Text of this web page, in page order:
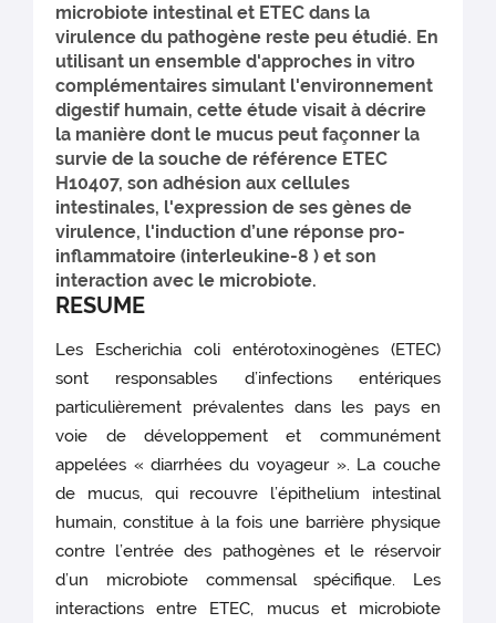
microbiote intestinal et ETEC dans la
virulence du pathogène reste peu étudié. En
utilisant un ensemble d'approches in vitro
complémentaires simulant l'environnement
digestif humain, cette étude visait à décrire
la manière dont le mucus peut façonner la
survie de la souche de référence ETEC
H10407, son adhésion aux cellules
intestinales, l'expression de ses gènes de
virulence, l'induction d’une réponse pro-
inflammatoire (interleukine-8 ) et son
interaction avec le microbiote.
RESUME
Les Escherichia coli entérotoxinogènes (ETEC)
sont responsables d’infections entériques
particulièrement prévalentes dans les pays en
voie de développement et communément
appelées « diarrhées du voyageur ». La couche
de mucus, qui recouvre l’épithelium intestinal
humain, constitue à la fois une barrière physique
contre l’entrée des pathogènes et le réservoir
d’un microbiote commensal spécifique. Les
interactions entre ETEC, mucus et microbiote